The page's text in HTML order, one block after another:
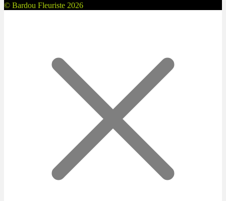
© Bardou Fleuriste 2026